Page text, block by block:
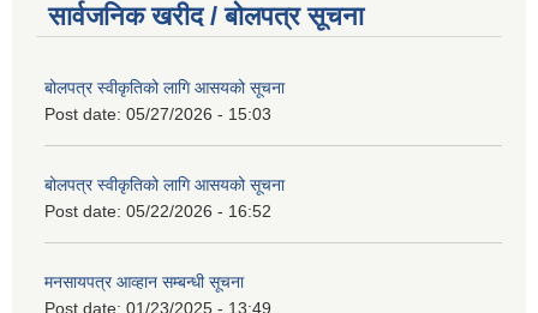
सार्वजनिक खरीद / बोलपत्र सूचना
बोलपत्र स्वीकृतिको लागि आसयको सूचना
Post date: 05/27/2026 - 15:03
बोलपत्र स्वीकृतिको लागि आसयको सूचना
Post date: 05/22/2026 - 16:52
मनसायपत्र आव्हान सम्बन्धी सूचना
Post date: 01/23/2025 - 13:49